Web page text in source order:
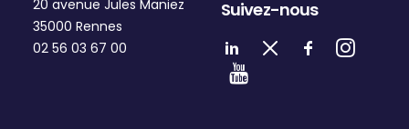
20 avenue Jules Maniez
35000 Rennes
02 56 03 67 00
Suivez-nous